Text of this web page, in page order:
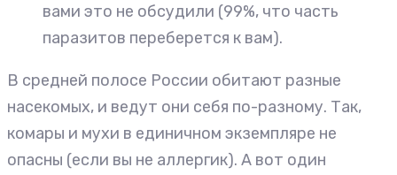
вами это не обсудили (99%, что часть
паразитов переберется к вам).
В средней полосе России обитают разные
насекомых, и ведут они себя по-разному. Так,
комары и мухи в единичном экземпляре не
опасны (если вы не аллергик). А вот один